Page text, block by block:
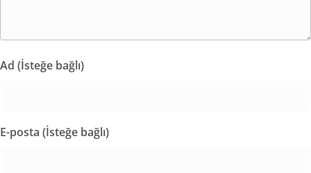
Ad (İsteğe bağlı)
E-posta (İsteğe bağlı)